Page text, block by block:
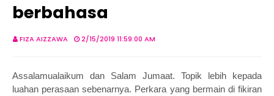
berbahasa
FIZA AIZZAWA 2/15/2019 11:59:00 AM
Assalamualaikum dan Salam Jumaat. Topik lebih kepada
luahan perasaan sebenarnya. Perkara yang bermain di fikiran